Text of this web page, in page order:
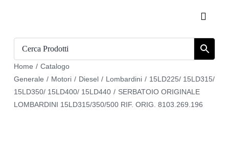
contenuto
Toggle
Catalogo
Chi siamo
Home / Catalogo
Generale / Motori / Diesel / Lombardini / 15LD225/ 15LD315/
15LD350/ 15LD400/ 15LD440 / SERBATOIO ORIGINALE
LOMBARDINI 15LD315/350/500 RIF. ORIG. 8103.269.196